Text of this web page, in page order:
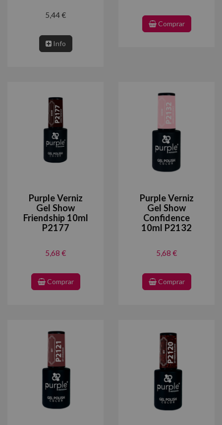
5,44 €
Info
Comprar
Purple Verniz
Gel Show
Friendship 10ml
P2177
5,68 €
Comprar
Purple Verniz
Gel Show
Confidence
10ml P2132
5,68 €
Comprar